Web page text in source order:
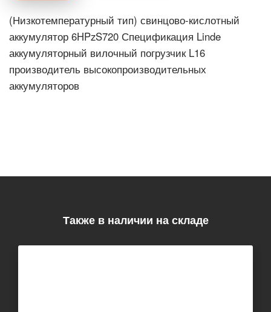
(Низкотемпературный тип) свинцово-кислотный
аккумулятор 6HPzS720 Спецификация Linde
аккумуляторный вилочный погрузчик L16
производитель высокопроизводительных
аккумуляторов
Также в наличии на складе